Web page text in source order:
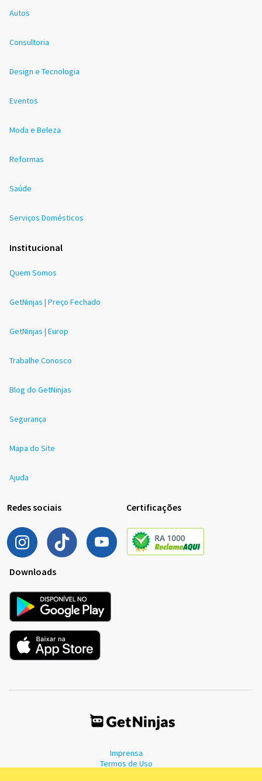
Autos
Consultoria
Design e Tecnologia
Eventos
Moda e Beleza
Reformas
Saúde
Serviços Domésticos
Institucional
Quem Somos
GetNinjas | Preço Fechado
GetNinjas | Europ
Trabalhe Conosco
Blog do GetNinjas
Segurança
Mapa do Site
Ajuda
Redes sociais Certificações
Downloads
Imprensa
Termos de Uso